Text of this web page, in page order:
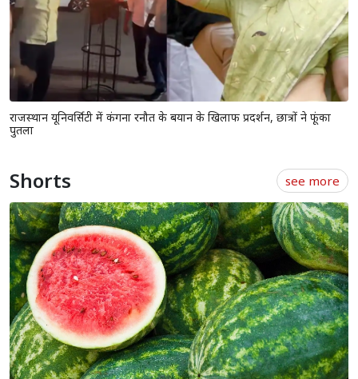
राजस्थान यूनिवर्सिटी में कंगना रनौत के बयान के खिलाफ प्रदर्शन, छात्रों ने फूंका
पुतला
Shorts see more